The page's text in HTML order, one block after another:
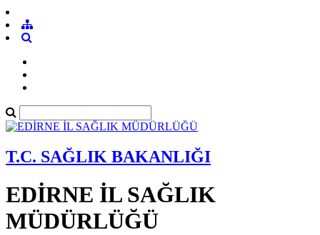
T.C. SAĞLIK BAKANLIĞI
EDİRNE İL SAĞLIK
MÜDÜRLÜĞÜ